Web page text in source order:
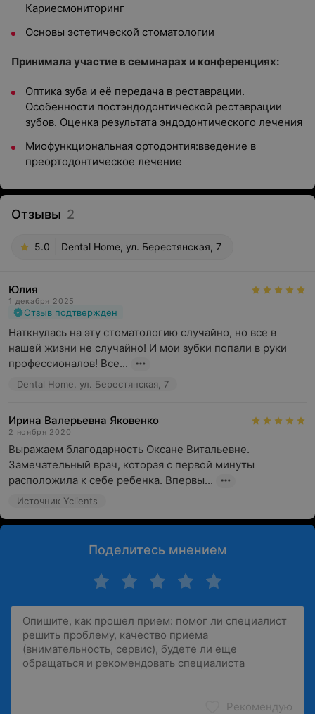
Кариесмониторинг
Основы эстетической стоматологии
Принимала участие в семинарах и конференциях:
Оптика зуба и её передача в реставрации.
Особенности постэндодонтической реставрации
зубов. Оценка результата эндодонтического лечения
Миофункциональная ортодонтия:введение в
преортодонтическое лечение
Отзывы 2
5.0 Dental Home, ул. Берестянская, 7
Юлия
1 декабря 2025
Отзыв подтвержден
Наткнулась на эту стоматологию случайно, но все в
нашей жизни не случайно! И мои зубки попали в руки
профессионалов! Все...
Dental Home, ул. Берестянская, 7
Ирина Валерьевна Яковенко
2 ноября 2020
Выражаем благодарность Оксане Витальевне.
Замечательный врач, которая с первой минуты
расположила к себе ребенка. Впервы...
Источник Yclients
Поделитесь мнением
Рекомендую